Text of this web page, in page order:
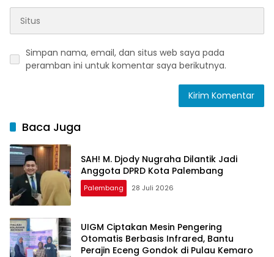
Simpan nama, email, dan situs web saya pada
peramban ini untuk komentar saya berikutnya.
Baca Juga
SAH! M. Djody Nugraha Dilantik Jadi
Anggota DPRD Kota Palembang
Palembang 28 Juli 2026
UIGM Ciptakan Mesin Pengering
Otomatis Berbasis Infrared, Bantu
Perajin Eceng Gondok di Pulau Kemaro